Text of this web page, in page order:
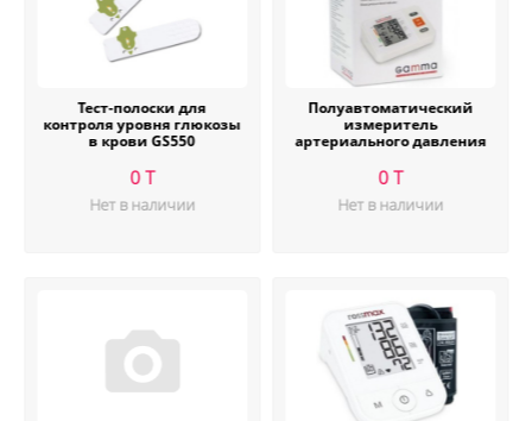
Тест-полоски для
контроля уровня глюкозы
в крови GS550
0 T
Нет в наличии
Полуавтоматический
измеритель
артериального давления
0 T
Нет в наличии